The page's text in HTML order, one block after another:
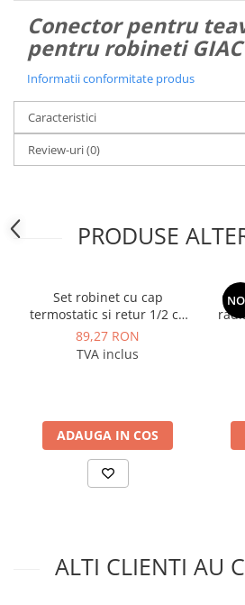
Ventilatie si climatizare
Aparate de aer conditionat
Perdele de aer
Ventiloconvectoare si sisteme VRF
Chillere
Rooftop-uri pentru racire si
incalzire
Unitati motocondensante
Ventilatoare pentru tubulatura
Filtrare si odorizare aer
Instalatii de apa si canalizare
Alimentare cu apa
Canalizare interioara
Distributie apa
Conector pentru
pentru robineti
Informatii conformitate produs
Caracteristici
Review-uri(0)
PRODUSE
Set robinet cu cap
termostatic si retur 1/2 cu
prindere pentru PEX -
R470A, Giacomini
89,27 RON
TVA inclus
ADAUGA IN COS
ALTI CLIENTI AU